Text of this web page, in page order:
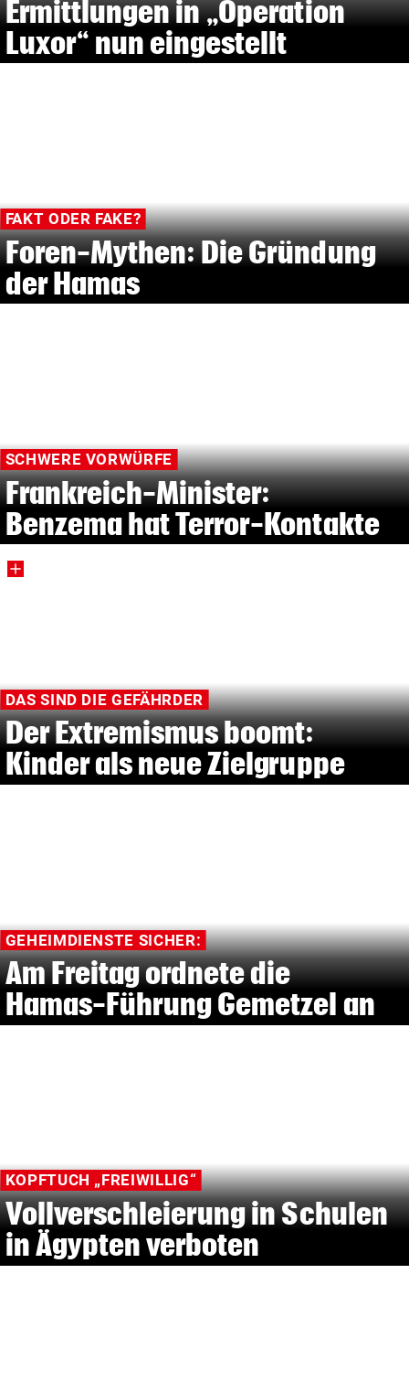
Ermittlungen in „Operation
Luxor“ nun eingestellt
FAKT ODER FAKE?
Foren-Mythen: Die Gründung
der Hamas
SCHWERE VORWÜRFE
Frankreich-Minister:
Benzema hat Terror-Kontakte
DAS SIND DIE GEFÄHRDER
Der Extremismus boomt:
Kinder als neue Zielgruppe
GEHEIMDIENSTE SICHER:
Am Freitag ordnete die
Hamas-Führung Gemetzel an
KOPFTUCH „FREIWILLIG“
Vollverschleierung in Schulen
in Ägypten verboten